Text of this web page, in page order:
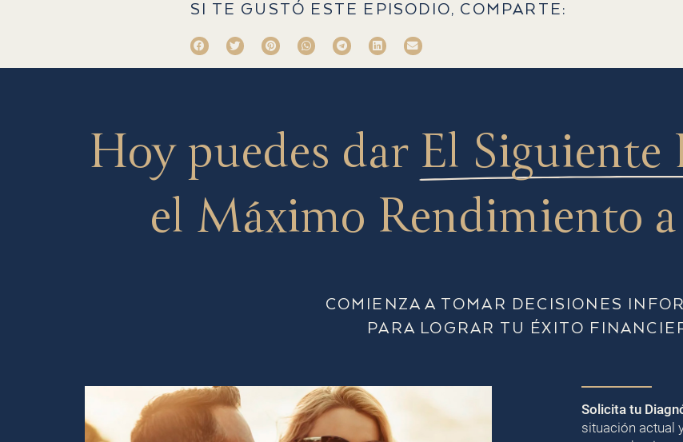
SI TE GUSTÓ ESTE EPISODIO, COMPARTE:
Hoy puedes dar El Siguiente
el Máximo Rendimiento
COMIENZA A TOMAR DECISIONES
PARA LOGRAR TU ÉXITO
Solicita tu
situación actual